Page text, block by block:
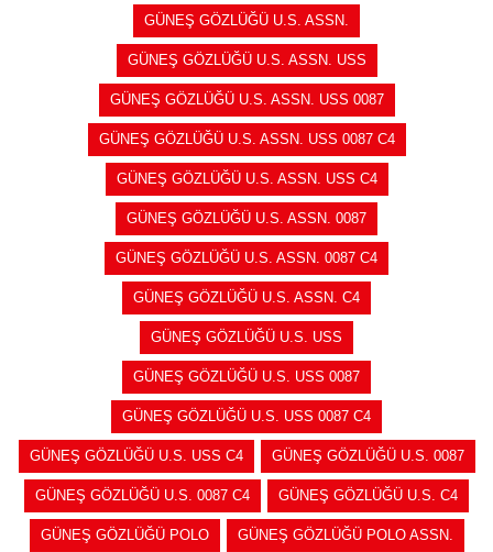
GÜNEŞ GÖZLÜĞÜ U.S. ASSN.
GÜNEŞ GÖZLÜĞÜ U.S. ASSN. USS
GÜNEŞ GÖZLÜĞÜ U.S. ASSN. USS 0087
GÜNEŞ GÖZLÜĞÜ U.S. ASSN. USS 0087 C4
GÜNEŞ GÖZLÜĞÜ U.S. ASSN. USS C4
GÜNEŞ GÖZLÜĞÜ U.S. ASSN. 0087
GÜNEŞ GÖZLÜĞÜ U.S. ASSN. 0087 C4
GÜNEŞ GÖZLÜĞÜ U.S. ASSN. C4
GÜNEŞ GÖZLÜĞÜ U.S. USS
GÜNEŞ GÖZLÜĞÜ U.S. USS 0087
GÜNEŞ GÖZLÜĞÜ U.S. USS 0087 C4
GÜNEŞ GÖZLÜĞÜ U.S. USS C4 GÜNEŞ GÖZLÜĞÜ U.S. 0087
GÜNEŞ GÖZLÜĞÜ U.S. 0087 C4 GÜNEŞ GÖZLÜĞÜ U.S. C4
GÜNEŞ GÖZLÜĞÜ POLO GÜNEŞ GÖZLÜĞÜ POLO ASSN.